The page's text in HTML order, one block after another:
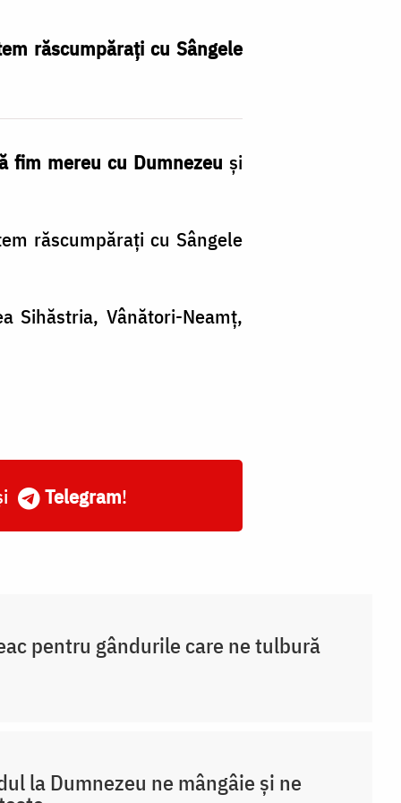
răscumpărați cu Sângele
fim mereu cu Dumnezeu și
răscumpărați cu Sângele
Sihăstria, Vânători-Neamț,
Telegram!
pentru gândurile care ne tulbură
la Dumnezeu ne mângâie și ne